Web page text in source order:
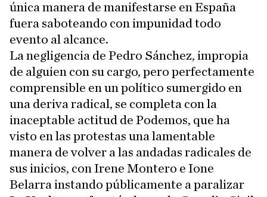
única manera de manifestarse en España
fuera saboteando con impunidad todo
evento al alcance.
La negligencia de Pedro Sánchez, impropia
de alguien con su cargo, pero perfectamente
comprensible en un político sumergido en
una deriva radical, se completa con la
inaceptable actitud de Podemos, que ha
visto en las protestas una lamentable
manera de volver a las andadas radicales de
sus inicios, con Irene Montero e Ione
Belarra instando públicamente a paralizar